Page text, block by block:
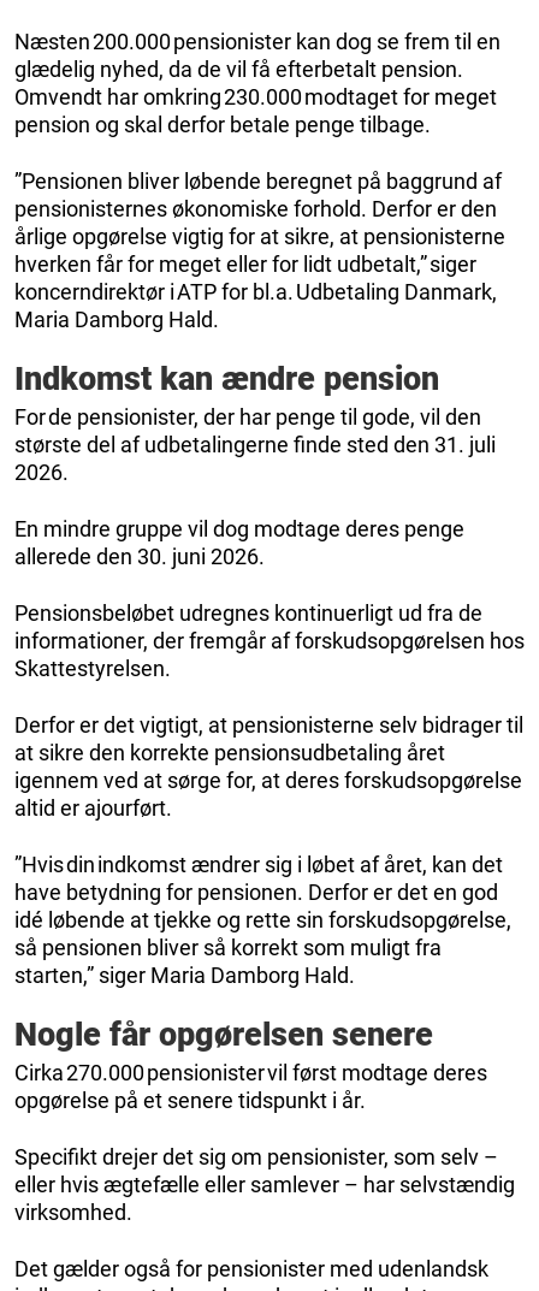
Næsten 200.000 pensionister kan dog se frem til en
glædelig nyhed, da de vil få efterbetalt pension.
Omvendt har omkring 230.000 modtaget for meget
pension og skal derfor betale penge tilbage.
”Pensionen bliver løbende beregnet på baggrund af
pensionisternes økonomiske forhold. Derfor er den
årlige opgørelse vigtig for at sikre, at pensionisterne
hverken får for meget eller for lidt udbetalt,” siger
koncerndirektør i ATP for bl.a. Udbetaling Danmark,
Maria Damborg Hald.
Indkomst kan ændre pension
For de pensionister, der har penge til gode, vil den
største del af udbetalingerne finde sted den 31. juli
2026.
En mindre gruppe vil dog modtage deres penge
allerede den 30. juni 2026.
Pensionsbeløbet udregnes kontinuerligt ud fra de
informationer, der fremgår af forskudsopgørelsen hos
Skattestyrelsen.
Derfor er det vigtigt, at pensionisterne selv bidrager til
at sikre den korrekte pensionsudbetaling året
igennem ved at sørge for, at deres forskudsopgørelse
altid er ajourført.
”Hvis din indkomst ændrer sig i løbet af året, kan det
have betydning for pensionen. Derfor er det en god
idé løbende at tjekke og rette sin forskudsopgørelse,
så pensionen bliver så korrekt som muligt fra
starten,” siger Maria Damborg Hald.
Nogle får opgørelsen senere
Cirka 270.000 pensionister vil først modtage deres
opgørelse på et senere tidspunkt i år.
Specifikt drejer det sig om pensionister, som selv –
eller hvis ægtefælle eller samlever – har selvstændig
virksomhed.
Det gælder også for pensionister med udenlandsk